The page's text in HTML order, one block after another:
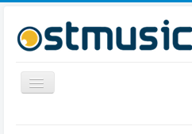
Включить/выключить навигацию